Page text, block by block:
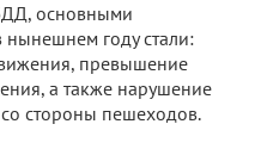
основными
году стали:
превышение
а также нарушение
стороны пешеходов.